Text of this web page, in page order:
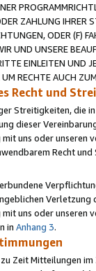
ZAHLUNG IHRER
ODER (F)
UND UNSERE
EINLEITEN UND
UM RECHTE AUCH
Recht und
Streitigkeiten, die
dieser
uns oder unseren
Recht
Verletzung
uns oder unseren
in Anhang 3.
Zeit Mitteilungen